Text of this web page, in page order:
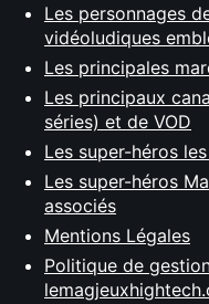
Les personnages
vidéoludiques
Les principales
Les principaux
séries) et de VOD
Les super-héros
Les super-héros
associés
Mentions Légales
Politique de